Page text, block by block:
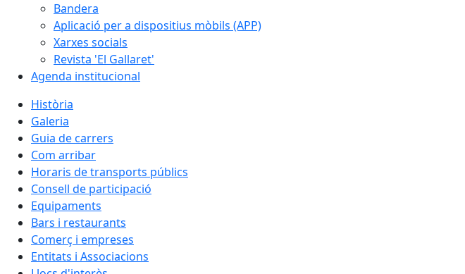
Bandera
Aplicació per a dispositius mòbils (APP)
Xarxes socials
Revista 'El Gallaret'
Agenda institucional
Història
Galeria
Guia de carrers
Com arribar
Horaris de transports públics
Consell de participació
Equipaments
Bars i restaurants
Comerç i empreses
Entitats i Associacions